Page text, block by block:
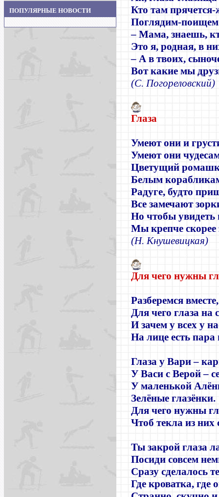
ПОПУЛЯРНЫЕ НОВОСТИ
Кто там прячется-
Поглядим-
– Мама, знаешь,
Это я, родная, в
– А в твоих,
Вот какие мы
(С. Погореловский)
Глаза
Умеют они и
Умеют они
Цветущий
Белым
Радуге, будто
Все замечают
Но чтобы
Мы крепче
(Н. Кнушевицкая)
Для чего нужны
Разберемся
Для чего глаза на
И зачем у всех у
На лице есть пара
Глаза у Вари –
У Васи с Верой –
У маленькой
Зелёные глазёнки.
Для чего нужны
Чтоб текла из них
Ты закрой глаза
Посиди совсем
Сразу сделалось
Где кроватка, где